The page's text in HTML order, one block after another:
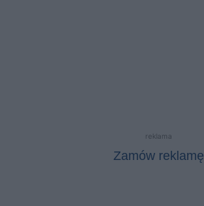
reklama
Zamów reklamę